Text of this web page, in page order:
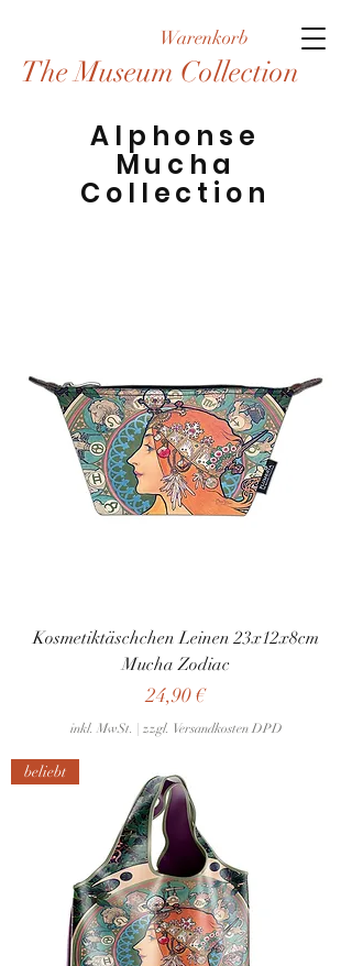
Warenkorb
The Museum Collection
Alphonse
Mucha
Collection
Kosmetiktäschchen Leinen 23x12x8cm
Mucha Zodiac
Preis
24,90 €
inkl. MwSt. zzgl. Versandkosten DPD
beliebt